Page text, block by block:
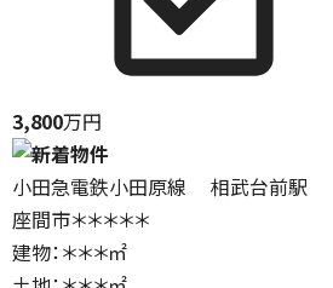
3,800万円
小田急電鉄小田原線 相武台前駅
座間市＊＊＊＊＊
建物：＊＊＊㎡